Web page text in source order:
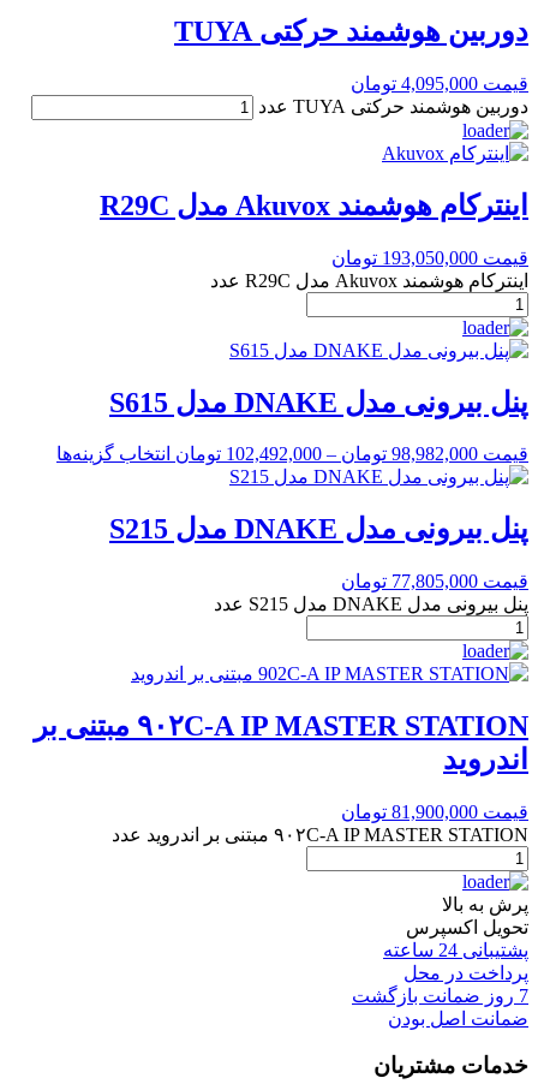
دوربین هوشمند حرکتی TUYA
قیمت 4,095,000 تومان
دوربین هوشمند حرکتی TUYA عدد
اینترکام هوشمند Akuvox مدل R29C
قیمت 193,050,000 تومان
اینترکام هوشمند Akuvox مدل R29C عدد
پنل بیرونی مدل DNAKE مدل S615
قیمت 98,982,000 تومان –
102,492,000 تومان انتخاب گزینه‌ها
پنل بیرونی مدل DNAKE مدل S215
قیمت 77,805,000 تومان
پنل بیرونی مدل DNAKE مدل S215 عدد
۹۰۲C-A IP MASTER STATION مبتنی بر
اندروید
قیمت 81,900,000 تومان
۹۰۲C-A IP MASTER STATION مبتنی بر اندروید عدد
پرش به بالا
تحویل اکسپرس
پشتیبانی 24 ساعته
پرداخت در محل
7 روز ضمانت بازگشت
ضمانت اصل بودن
خدمات مشتریان